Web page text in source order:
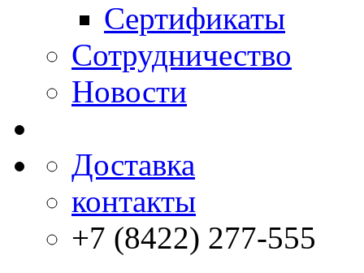
Сертификаты
Сотрудничество
Новости
Доставка
контакты
+7 (8422) 277-555